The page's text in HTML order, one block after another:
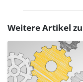
Weitere Artikel